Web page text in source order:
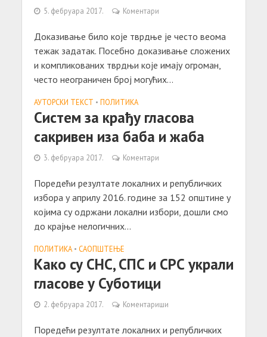
5. фебруара 2017. Коментари
Доказивање било које тврдње је често веома
тежак задатак. Посебно доказивање сложених
и компликованих тврдњи које имају огроман,
често неограничен број могућих...
АУТОРСКИ ТЕКСТ • ПОЛИТИКА
Систем за крађу гласова
сакривен иза баба и жаба
3. фебруара 2017. Коментари
Поредећи резултате локалних и републичких
избора у априлу 2016. године за 152 општине у
којима су одржани локални избори, дошли смо
до крајње нелогичних...
ПОЛИТИКА • САОПШТЕЊE
Како су СНС, СПС и СРС украли
гласове у Суботици
2. фебруара 2017. Коментариши
Поредећи резултате локалних и републичких